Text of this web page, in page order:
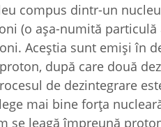
compus dintr-un
(o așa-numită particulă
Aceștia sunt emiși în
după care două
de dezintegrare
mai bine forța
se leagă împreună